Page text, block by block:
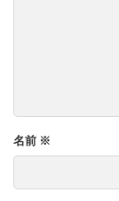
名前 ※